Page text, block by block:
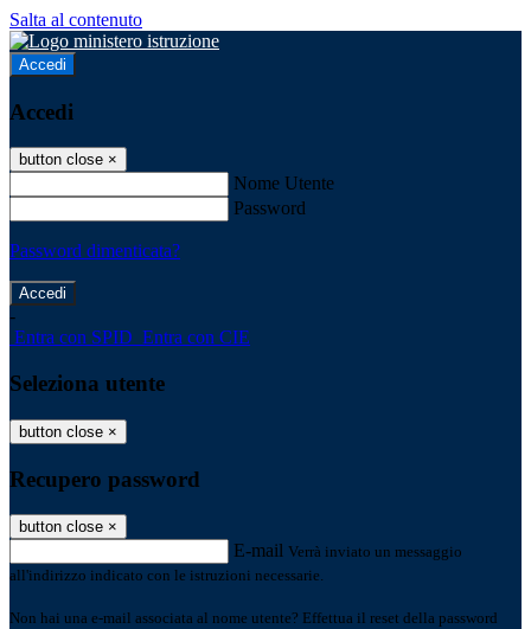
Salta al contenuto
Accedi
Accedi
button close ×
Nome Utente
Password
Password dimenticata?
-
Entra con SPID Entra con CIE
Seleziona utente
button close ×
Recupero password
button close ×
E-mail Verrà inviato un messaggio
all'indirizzo indicato con le istruzioni necessarie.
Non hai una e-mail associata al nome utente? Effettua il reset della password